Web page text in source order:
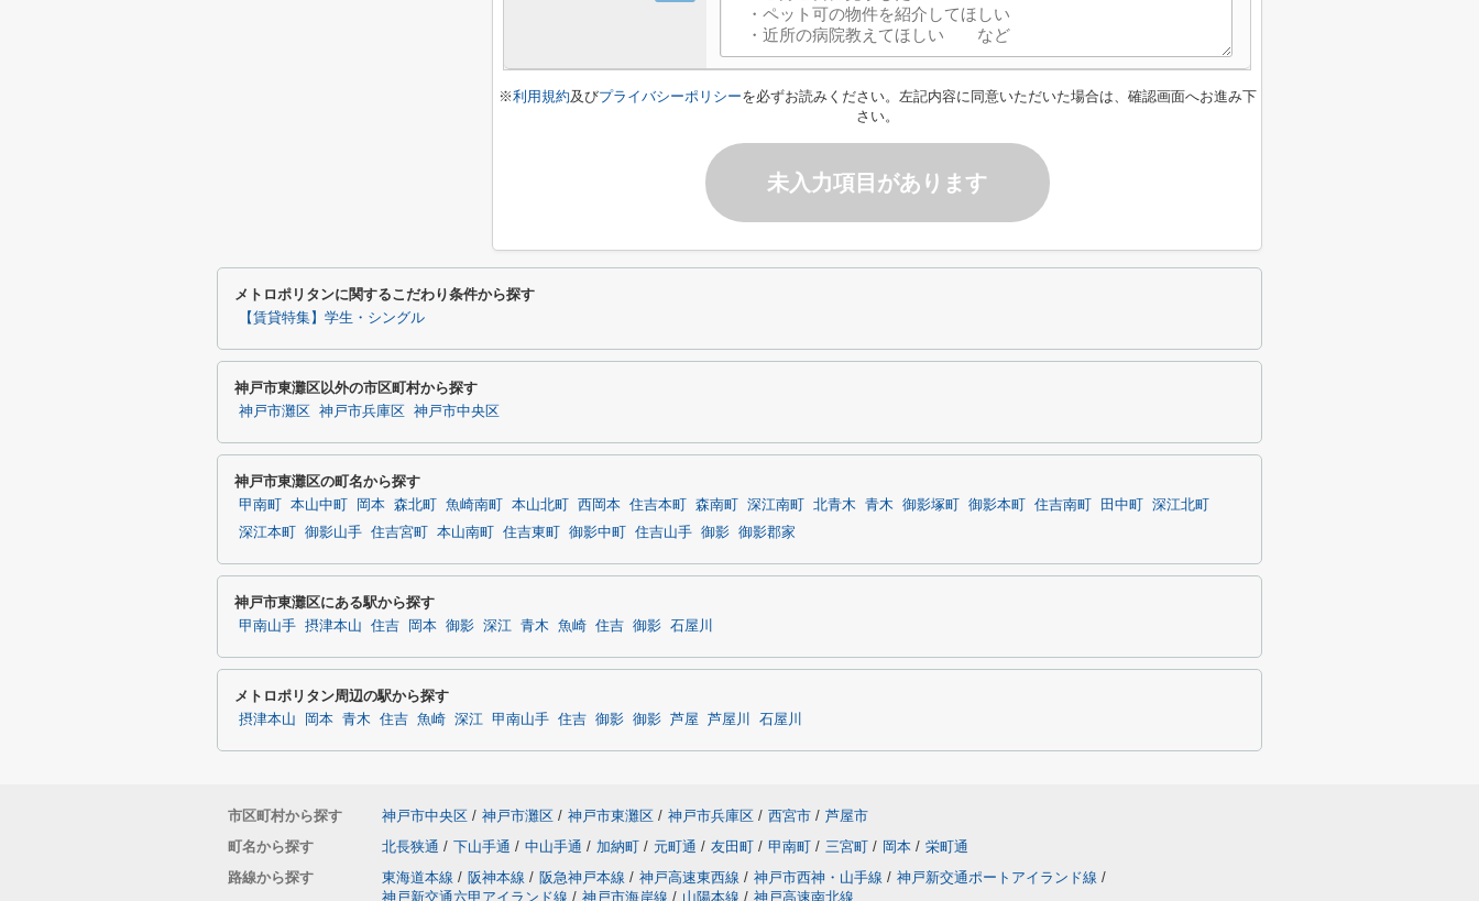
※利用規約及びプライバシーポリシーを必ずお読みください。左記内容に同意いただいた場合は、確認画面へお進み下
さい。
未入力項目があります
メトロポリタンに関するこだわり条件から探す
【賃貸特集】学生・シングル
神戸市東灘区以外の市区町村から探す
神戸市灘区 神戸市兵庫区 神戸市中央区
神戸市東灘区の町名から探す
甲南町 本山中町 岡本 森北町 魚崎南町 本山北町 西岡本 住吉本町 森南町 深江南町 北青木 青木 御影塚町 御影本町 住吉南町 田中町
深江北町
深江本町
御影山手 住吉宮町 本山南町 住吉東町 御影中町 住吉山手 御影 御影郡家
神戸市東灘区にある駅から探す
甲南山手 摂津本山 住吉 岡本 御影 深江 青木 魚崎 住吉 御影 石屋川
メトロポリタン周辺の駅から探す
摂津本山 岡本 青木 住吉 魚崎 深江 甲南山手 住吉 御影 御影 芦屋 芦屋川 石屋川
市区町村から探す 神戸市中央区 / 神戸市灘区 / 神戸市東灘区 / 神戸市兵庫区 / 西宮市 / 芦屋市
町名から探す
北長狭通 / 下山手通 / 中山手通 / 加納町 / 元町通 / 友田町 / 甲南町 / 三宮町 / 岡本 / 栄町通
路線から探す
東海道本線 / 阪神本線 / 阪急神戸本線 / 神戸高速東西線 / 神戸市西神・山手線 / 神戸新交通ポートアイランド線 /
神戸新交通六甲アイランド線 / 神戸市海岸線 / 山陽本線 / 神戸高速南北線